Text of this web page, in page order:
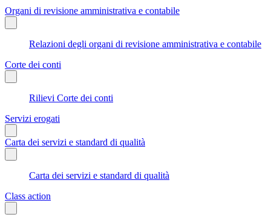
Organi di revisione amministrativa e contabile
Relazioni degli organi di revisione amministrativa e contabile
Corte dei conti
Rilievi Corte dei conti
Servizi erogati
Carta dei servizi e standard di qualità
Carta dei servizi e standard di qualità
Class action